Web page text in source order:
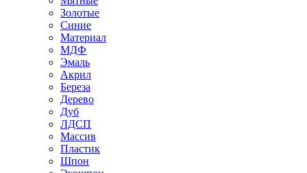
Золотые
Синие
Материал
МДФ
Эмаль
Акрил
Береза
Дерево
Дуб
ЛДСП
Массив
Пластик
Шпон